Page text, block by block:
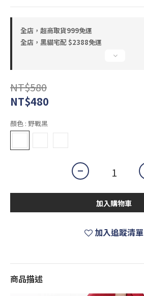
全店，超商取貨999免運
全店，黑貓宅配 $2388免運
NT$580
NT$480
顏色 : 野戰黑
加入購物車
加入追蹤清單
商品描述